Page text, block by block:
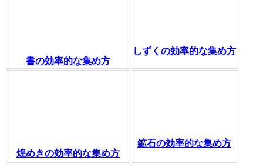
書の効率的な集め方
しずくの効率的な集め方
煌めきの効率的な集め方
鉱石の効率的な集め方